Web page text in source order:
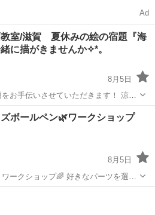
Ad
室/滋賀 夏休みの絵の宿題『海
に描がきませんか✧︎*。
8月5日
お手伝いさせていただきます！ 涼し
（ご兄弟での参
同席できます！ 料金: 無料 日程: ご
ワークショップ 子ども
ボールペン🌿ワークショップ
8月5日
🌈 好きなパーツを選ん
ンを作ってみませんか？☺️ キラキ